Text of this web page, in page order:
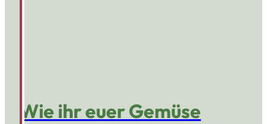
Wie ihr euer Gemüse